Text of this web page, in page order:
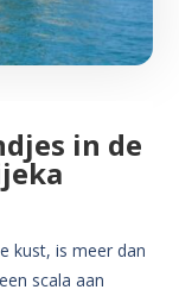
in de
kust, is meer dan
scala aan